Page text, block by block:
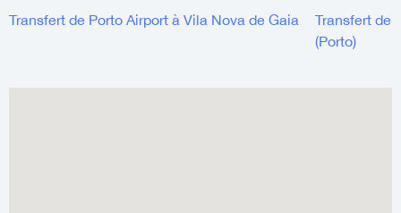
Transfert de Porto Airport à Vila Nova de Gaia
Transfert de
(Porto)